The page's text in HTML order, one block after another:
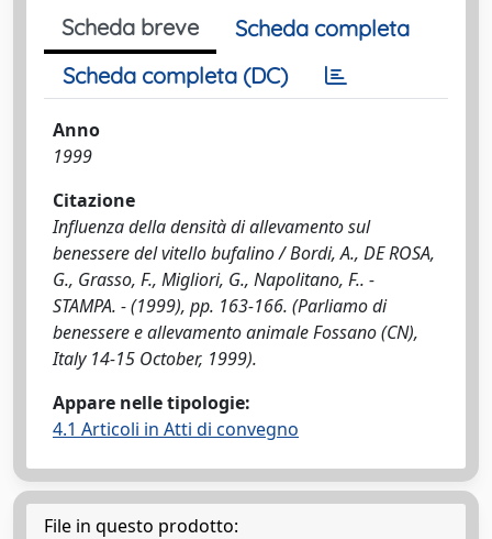
Scheda breve
Scheda completa
Scheda completa (DC)
Anno
1999
Citazione
Influenza della densità di allevamento sul
benessere del vitello bufalino / Bordi, A., DE ROSA,
G., Grasso, F., Migliori, G., Napolitano, F.. -
STAMPA. - (1999), pp. 163-166. (Parliamo di
benessere e allevamento animale Fossano (CN),
Italy 14-15 October, 1999).
Appare nelle tipologie:
4.1 Articoli in Atti di convegno
File in questo prodotto: